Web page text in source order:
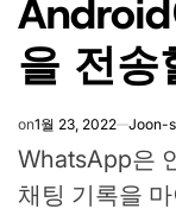
을 전송
on1월 23, 2022 Joon-
WhatsApp은
채팅 기록을